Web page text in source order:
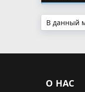
В данный
О НАС